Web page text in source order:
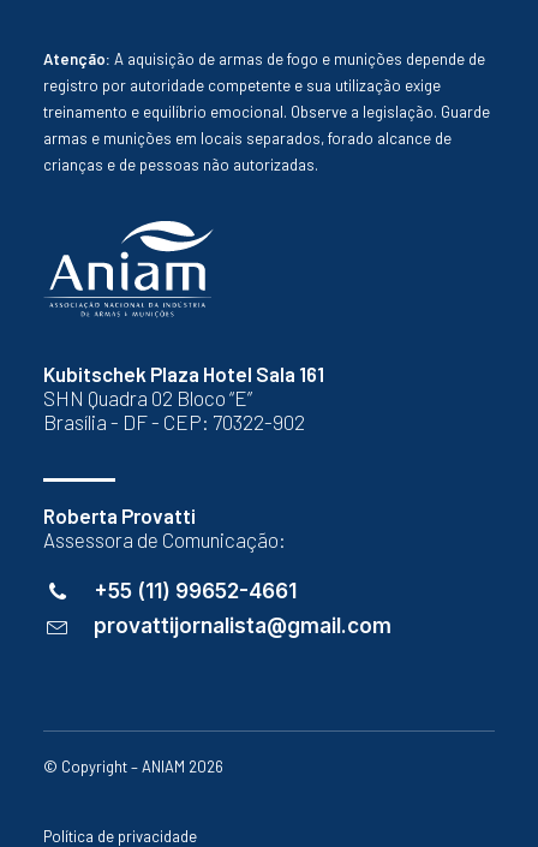
Kubitschek Plaza Hotel Sala 161
SHN Quadra 02 Bloco “E”
Brasília - DF - CEP: 70322-902
Roberta Provatti
Assessora de Comunicação:
+55 (11) 99652-4661
provattijornalista@gmail.com
Atenção: A aquisição de armas de fogo e munições depende de
registro por autoridade competente e sua utilização exige
treinamento e equilíbrio emocional. Observe a legislação. Guarde
armas e munições em locais separados, forado alcance de
crianças e de pessoas não autorizadas.
© Copyright – ANIAM 2026
Política de privacidade